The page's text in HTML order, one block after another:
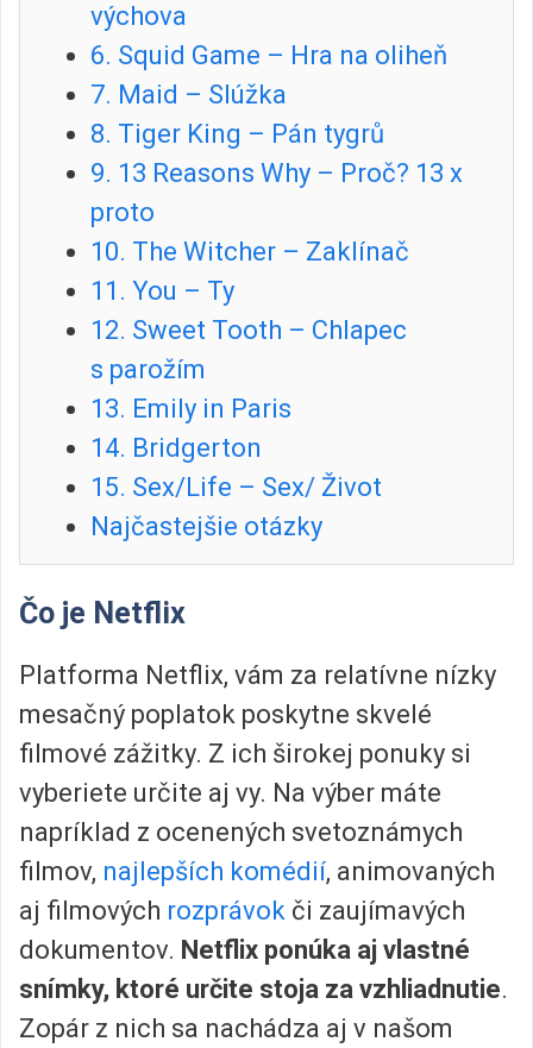
výchova
6. Squid Game – Hra na oliheň
7. Maid – Slúžka
8. Tiger King – Pán tygrů
9. 13 Reasons Why – Proč? 13 x
proto
10. The Witcher – Zaklínač
11. You – Ty
12. Sweet Tooth – Chlapec
s parožím
13. Emily in Paris
14. Bridgerton
15. Sex/Life – Sex/ Život
Najčastejšie otázky
Čo je Netflix
Platforma Netflix, vám za relatívne nízky
mesačný poplatok poskytne skvelé
filmové zážitky. Z ich širokej ponuky si
vyberiete určite aj vy. Na výber máte
napríklad z ocenených svetoznámych
filmov, najlepších komédií, animovaných
aj filmových rozprávok či zaujímavých
dokumentov. Netflix ponúka aj vlastné
snímky, ktoré určite stoja za vzhliadnutie.
Zopár z nich sa nachádza aj v našom